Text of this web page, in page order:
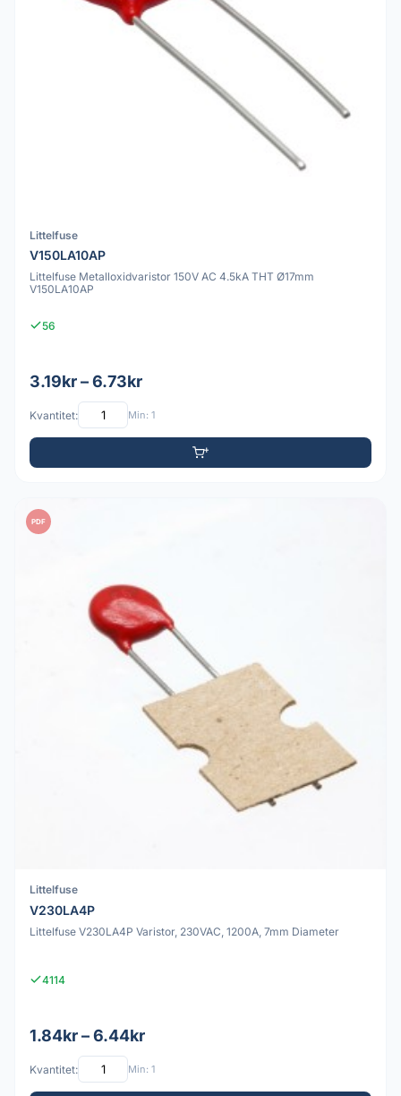
Littelfuse
V150LA10AP
Littelfuse Metalloxidvaristor 150V AC 4.5kA THT Ø17mm
V150LA10AP
56
3.19kr – 6.73kr
Kvantitet: Min: 1
PDF
Littelfuse
V230LA4P
Littelfuse V230LA4P Varistor, 230VAC, 1200A, 7mm Diameter
4114
1.84kr – 6.44kr
Kvantitet: Min: 1